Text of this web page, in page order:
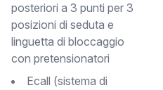
posteriori a 3 punti per 3
posizioni di seduta e
linguetta di bloccaggio
con pretensionatori
ecall (sistema di